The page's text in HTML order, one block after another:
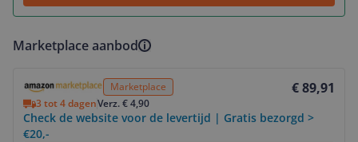
Marketplace aanbod
Marketplace € 89,91
3 tot 4 dagenVerz. € 4,90
Check de website voor de levertijd | Gratis bezorgd >
€20,-